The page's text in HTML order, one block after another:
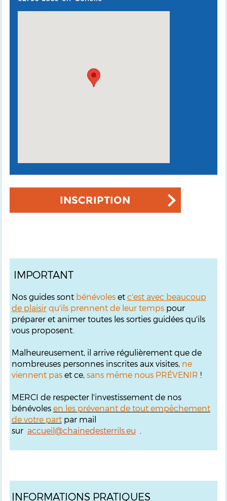
INSCRIPTION
IMPORTANT
Nos guides sont bénévoleset c'est avec beaucoup
de plaisirqu'ils prennent de leur tempspour
préparer et animer toutes les sorties guidées qu'ils
vous proposent.
Malheureusement, il arrive régulièrement que de
nombreuses personnes inscrites aux visites, ne
viennent paset ce, sans même nous PRÉVENIR !
MERCI de respecter l'investissement de nos
bénévoles en les prévenant de tout empêchement
de votre part par mail
sur accueil@chainedesterrils.eu .
INFORMATIONS PRATIQUES